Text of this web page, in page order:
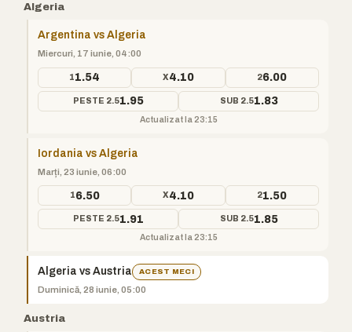
Algeria
Argentina vs Algeria
Miercuri, 17 iunie, 04:00
11.54 X4.10 26.00
PESTE 2.51.95 SUB 2.51.83
Actualizat la 23:15
Iordania vs Algeria
Marți, 23 iunie, 06:00
16.50 X4.10 21.50
PESTE 2.51.91 SUB 2.51.85
Actualizat la 23:15
Algeria vs Austria ACEST MECI
Duminică, 28 iunie, 05:00
Austria